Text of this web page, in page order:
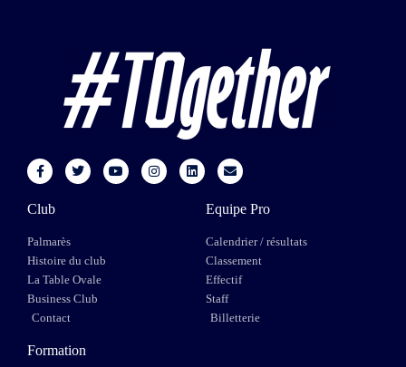
Club
Palmarès
Histoire du club
La Table Ovale
Business Club
Contact
Equipe Pro
Calendrier / résultats
Classement
Effectif
Staff
Billetterie
Formation